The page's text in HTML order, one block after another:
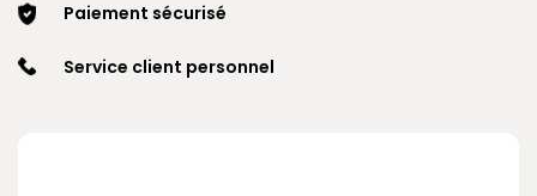
Paiement sécurisé
Service client personnel